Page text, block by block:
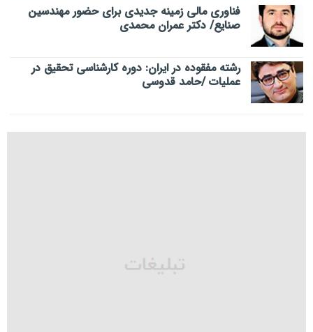
فناوری مالی زمینه جدیدی برای حضور مهندسین
صنایع/ دکتر عمران محمدی
رشته مفقوده در ایران: دوره کارشناسی تحقیق در
عملیات /حامد قدوسی